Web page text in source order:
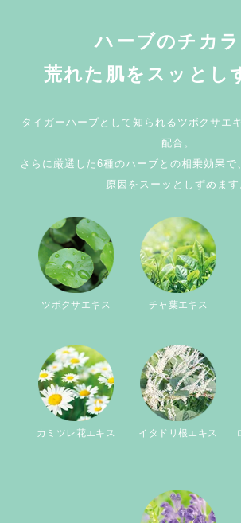
ハーブのチカ
荒れた肌をスッとし
タイガーハーブとして知られるツボクサエ
配合。
さらに厳選した6種のハーブとの相乗効果で
原因をスーッとしずめます
ツボクサエキス チャ葉エキス
カミツレ花エキス イタドリ根エキス